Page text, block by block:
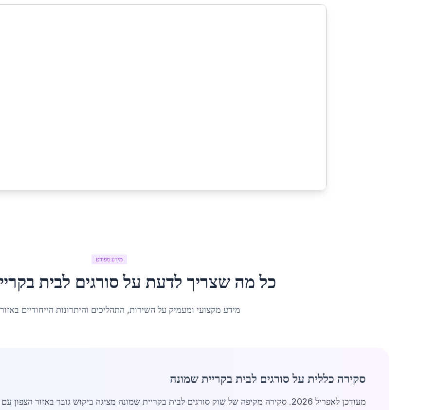
מידע מפורט
כל מה שצריך לדעת על סורגים לבית ב
מידע מקצועי ומעמיק על השירות, התהליכים והיתרונות הייחודיים
סקירה כללית על סורגים לבית בקריית שמונה